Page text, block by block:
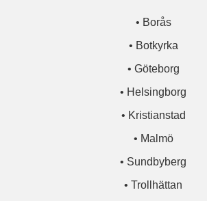
• Borås
• Botkyrka
• Göteborg
• Helsingborg
• Kristianstad
• Malmö
• Sundbyberg
• Trollhättan